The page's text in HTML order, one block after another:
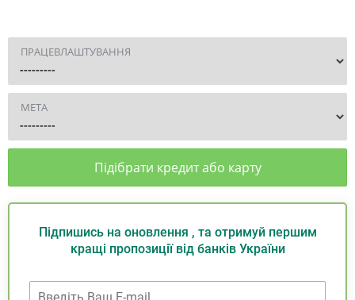
ПРАЦЕВЛАШТУВАННЯ
МЕТА
Підібрати кредит або карту
Підпишись на оновлення , та отримуй першим
кращі пропозиції від банків України